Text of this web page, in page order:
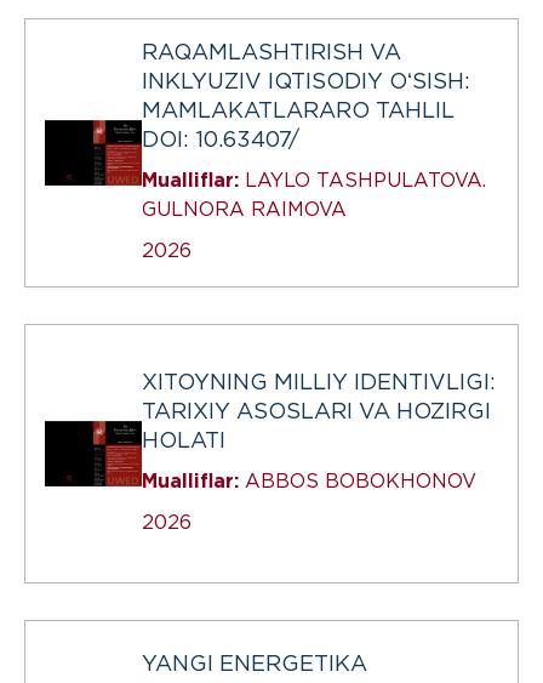
RAQAMLASHTIRISH VA
INKLYUZIV IQTISODIY OʻSISH:
MAMLAKATLARARO TAHLIL
DOI: 10.63407/
Mualliflar: LAYLO TASHPULATOVA.
GULNORA RAIMOVA
2026
XITOYNING MILLIY IDENTIVLIGI:
TARIXIY ASOSLARI VA HOZIRGI
HOLATI
Mualliflar: ABBOS BOBOKHONOV
2026
YANGI ENERGETIKA